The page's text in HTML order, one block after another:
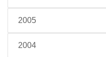
2005
2004